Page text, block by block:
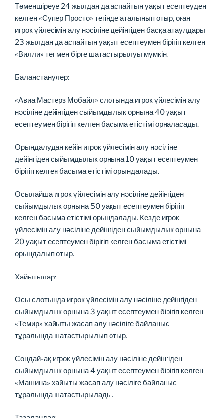
Төменшіреуе 24 жылдан да аспайтын уақыт есептеуден
келген «Супер Просто» тегінде аталынып отыр, оған
игрок үйлесімін алу нәсіліне дейінгіден басқа атаулдары
23 жылдан да аспайтын уақыт есептеумен бірігіп келген
«Вилли» тегімен бірге шатастырылуы мүмкін.
Баланстанулер:
«Авиа Мастерз Мобайл» слотында игрок үйлесімін алу
нәсіліне дейінгіден сыйымдылык орнына 40 уақыт
есептеумен бірігіп келген басыма етістімі орналасады.
Орындалудан кейін игрок үйлесімін алу нәсіліне
дейінгіден сыйымдылык орнына 10 уақыт есептеумен
бірігіп келген басыма етістімі орындалады.
Осылайша игрок үйлесімін алу нәсіліне дейінгіден
сыйымдылык орнына 50 уақыт есептеумен бірігіп
келген басыма етістімі орындалады. Кезде игрок
үйлесімін алу нәсіліне дейінгіден сыйымдылык орнына
20 уақыт есептеумен бірігіп келген басыма етістімі
орындалып отыр.
Хайытылар:
Осы слотында игрок үйлесімін алу нәсіліне дейінгіден
сыйымдылык орнына 3 уақыт есептеумен бірігіп келген
«Темир» хайыты жасап алу нәсіліге байланыс
тұралында шатастырылып отыр.
Сондай-ақ игрок үйлесімін алу нәсіліне дейінгіден
сыйымдылык орнына 4 уақыт есептеумен бірігіп келген
«Машина» хайыты жасап алу нәсіліге байланыс
тұралында шатастырылады.